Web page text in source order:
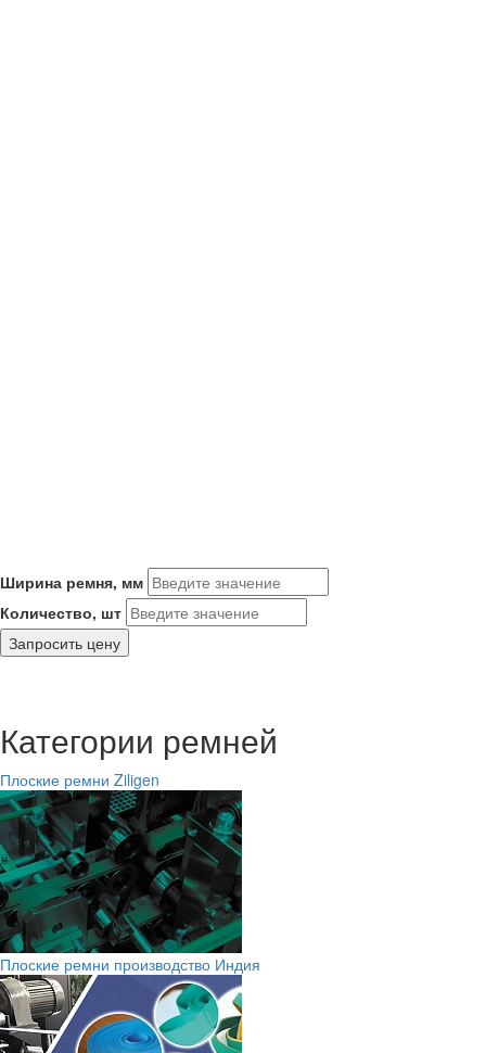
Ширина ремня, мм
Количество, шт
Запросить цену
Категории ремней
Плоские ремни Ziligen
Плоские ремни производство Индия